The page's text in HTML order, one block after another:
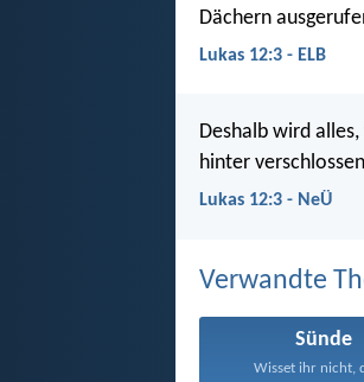
Dächern
Lukas 12:3 - ELB
Deshalb wird
hinter
Lukas 12:3 - NeÜ
Verwandte
Sünde
Wisset ihr nicht,